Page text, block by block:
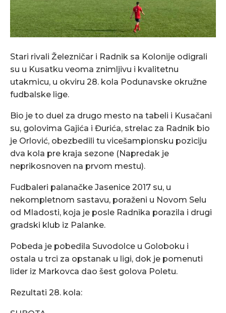
Stari rivali Železničar i Radnik sa Kolonije odigrali
su u Kusatku veoma znimljivu i kvalitetnu
utakmicu, u okviru 28. kola Podunavske okružne
fudbalske lige.
Bio je to duel za drugo mesto na tabeli i Kusačani
su, golovima Gajića i Đurića, strelac za Radnik bio
je Orlović, obezbedili tu vicešampionsku poziciju
dva kola pre kraja sezone (Napredak je
neprikosnoven na prvom mestu).
Fudbaleri palanačke Jasenice 2017 su, u
nekompletnom sastavu, poraženi u Novom Selu
od Mladosti, koja je posle Radnika porazila i drugi
gradski klub iz Palanke.
Pobeda je pobedila Suvodolce u Goloboku i
ostala u trci za opstanak u ligi, dok je pomenuti
lider iz Markovca dao šest golova Poletu.
Rezultati 28. kola: